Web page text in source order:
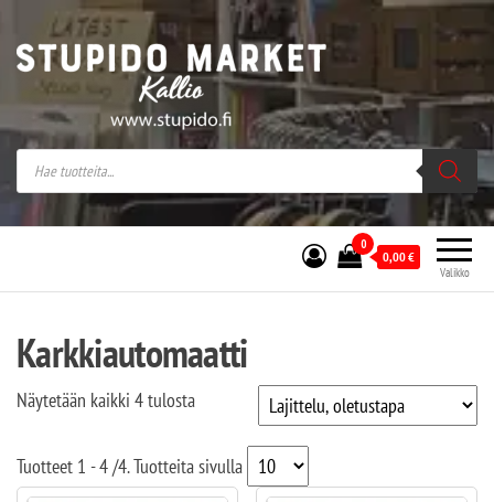
Stupido Market – verkossa ja kivijalassa
Stupido Market on vaihtoehtomusaan
erikoistunut verkko- sekä
kivijalkakauppa Helsingissä Kallion
sydämessä.
Valikko
0
0,00€
Karkkiautomaatti
Näytetään kaikki 4 tulosta
Tuotteet 1 - 4/4. Tuotteita sivulla